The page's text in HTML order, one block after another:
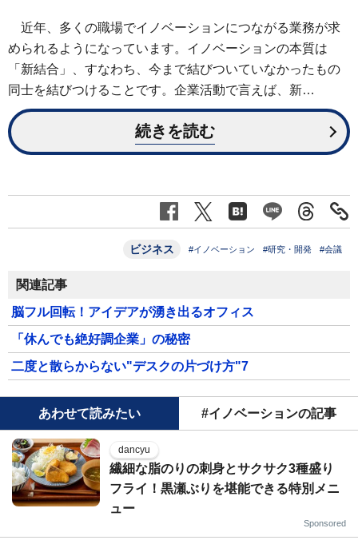
近年、多くの職場でイノベーションにつながる業務が求
められるようになっています。イノベーションの本質は
「新結合」、すなわち、今まで結びついていなかったもの
同士を結びつけることです。企業活動で言えば、新…
続きを読む
ビジネス #イノベーション #研究・開発 #会議
関連記事
脳フル回転！アイデアが湧き出るオフィス
「休んでも絶好調企業」の秘密
二度と散らからない"デスクの片づけ方"7
あわせて読みたい #イノベーションの記事
dancyu
繊細な脂のりの刺身とサクサク3種盛り
フライ！黒瀬ぶりを堪能できる特別メニ
ュー
Sponsored